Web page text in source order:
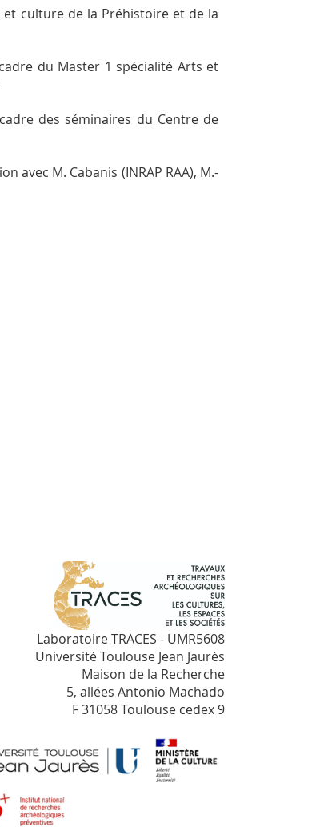
et culture de la Préhistoire et de la
du Master 1 spécialité Arts et
des séminaires du Centre de
avec M. Cabanis (INRAP RAA), M.-
Laboratoire TRACES - UMR5608
Université Toulouse Jean Jaurès
Maison de la Recherche
5, allées Antonio Machado
F 31058 Toulouse cedex 9